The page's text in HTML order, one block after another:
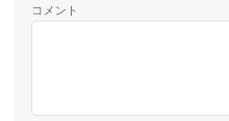
コメント